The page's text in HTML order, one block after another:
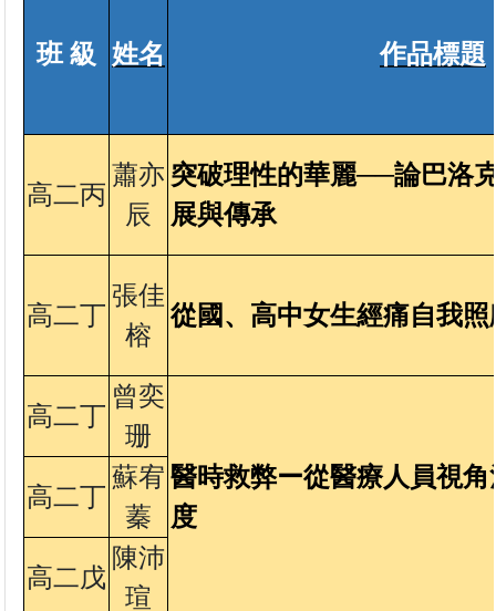
班 級 姓名 作品標題
高二丙
蕭亦
辰
突破理性的華麗──論巴洛
展與傳承
高二丁
張佳
榕
從國、高中女生經痛自我
高二丁
曾奕
珊
醫時救弊ー從醫療人員視
度
高二丁
蘇宥
蓁
高二戊
陳沛
瑄